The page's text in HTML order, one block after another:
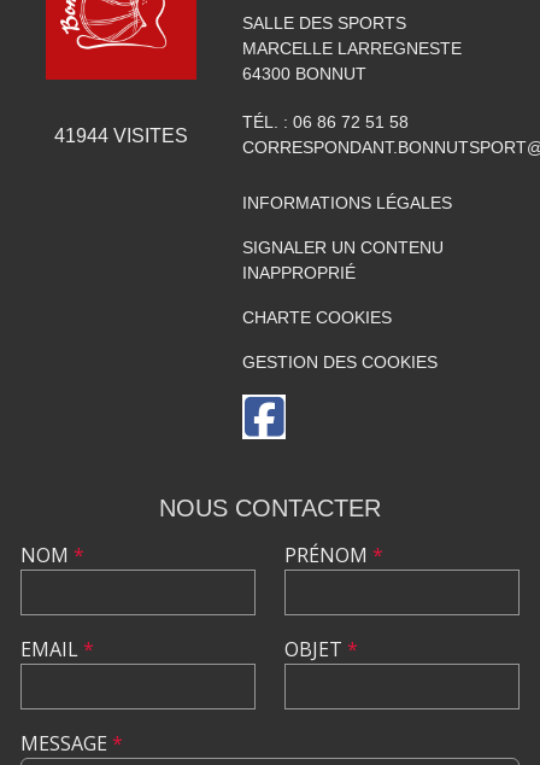
41944VISITES
SALLE DES SPORTS
MARCELLE LARREGNESTE
64300 BONNUT
TÉL. : 06 86 72 51 58
INFORMATIONS LÉGALES
SIGNALER UN CONTENU
INAPPROPRIÉ
CHARTE COOKIES
GESTION DES COOKIES
NOUS CONTACTER
NOM *
EMAIL*
PRÉNOM *
OBJET *
MESSAGE *